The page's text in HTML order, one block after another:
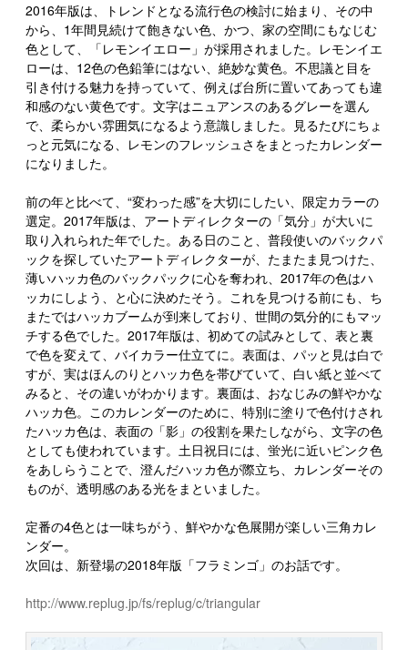
2016年版は、トレンドとなる流行色の検討に始まり、その中
から、1年間見続けて飽きない色、かつ、家の空間にもなじむ
色として、「レモンイエロー」が採用されました。レモンイエ
ローは、12色の色鉛筆にはない、絶妙な黄色。不思議と目を
引き付ける魅力を持っていて、例えば台所に置いてあっても違
和感のない黄色です。文字はニュアンスのあるグレーを選ん
で、柔らかい雰囲気になるよう意識しました。見るたびにちょ
っと元気になる、レモンのフレッシュさをまとったカレンダー
になりました。
前の年と比べて、“変わった感”を大切にしたい、限定カラーの
選定。2017年版は、アートディレクターの「気分」が大いに
取り入れられた年でした。ある日のこと、普段使いのバックパ
ックを探していたアートディレクターが、たまたま見つけた、
薄いハッカ色のバックパックに心を奪われ、2017年の色はハ
ッカにしよう、と心に決めたそう。これを見つける前にも、ち
またではハッカブームが到来しており、世間の気分的にもマッ
チする色でした。2017年版は、初めての試みとして、表と裏
で色を変えて、バイカラー仕立てに。表面は、パッと見は白で
すが、実はほんのりとハッカ色を帯びていて、白い紙と並べて
みると、その違いがわかります。裏面は、おなじみの鮮やかな
ハッカ色。このカレンダーのために、特別に塗りで色付けされ
たハッカ色は、表面の「影」の役割を果たしながら、文字の色
としても使われています。土日祝日には、蛍光に近いピンク色
をあしらうことで、澄んだハッカ色が際立ち、カレンダーその
ものが、透明感のある光をまといました。
定番の4色とは一味ちがう、鮮やかな色展開が楽しい三角カレ
ンダー。
次回は、新登場の2018年版「フラミンゴ」のお話です。
http://www.replug.jp/fs/replug/c/triangular